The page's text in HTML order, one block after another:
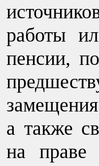
работы
пенсии,
а также
на праве